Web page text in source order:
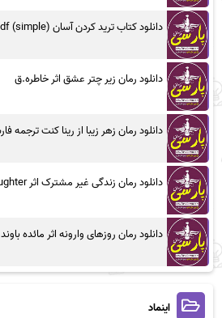
دانلود کتاب ترید کردن آسان (simple) pdf
دانلود رمان زیر چتر عشق اثر خاطره.ق
دانلود رمان زهر زیبا از رینا کنت ترجمه
دانلود رمان زندگی غیر مشترک اثر sun_daughter
دانلود رمان روزهای وارونه اثر مائده
اینماد